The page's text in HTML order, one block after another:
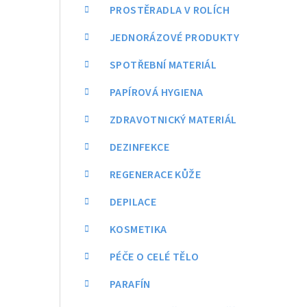
PROSTĚRADLA V ROLÍCH
JEDNORÁZOVÉ PRODUKTY
SPOTŘEBNÍ MATERIÁL
PAPÍROVÁ HYGIENA
ZDRAVOTNICKÝ MATERIÁL
DEZINFEKCE
REGENERACE KŮŽE
DEPILACE
KOSMETIKA
PÉČE O CELÉ TĚLO
PARAFÍN